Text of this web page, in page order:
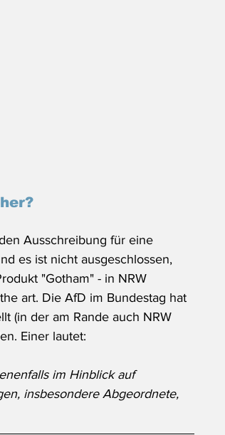
Ausschreibung für eine
es ist nicht ausgeschlossen,
"Gotham" - in NRW
art. Die AfD im Bundestag hat
(in der am Rande auch NRW
Einer lautet:
im Hinblick auf
insbesondere Abgeordnete,